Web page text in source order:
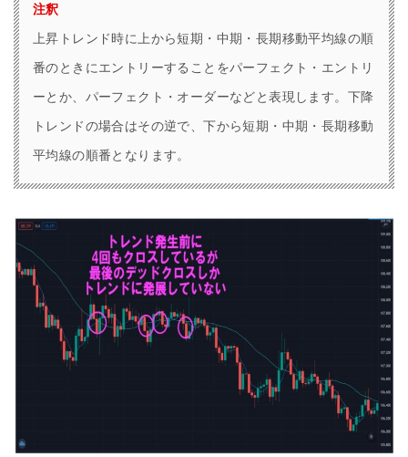
注釈
上昇トレンド時に上から短期・中期・長期移動平均線の順
番のときにエントリーすることをパーフェクト・エントリ
ーとか、パーフェクト・オーダーなどと表現します。下降
トレンドの場合はその逆で、下から短期・中期・長期移動
平均線の順番となります。